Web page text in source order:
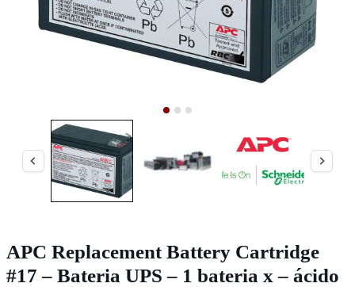
APC Replacement Battery Cartridge
#17 – Bateria UPS – 1 bateria x – ácido